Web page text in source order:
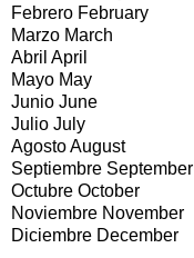
Febrero February
Marzo March
Abril April
Mayo May
Junio June
Julio July
Agosto August
Septiembre September
Octubre October
Noviembre November
Diciembre December